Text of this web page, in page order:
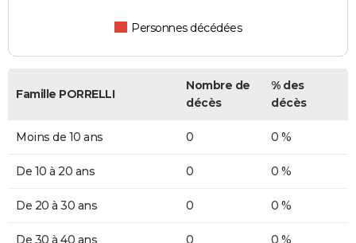
Personnes décédées
Famille PORRELLI
Nombre de
décès
% des
décès
Moins de 10 ans 0 0 %
De 10 à 20 ans 0 0 %
De 20 à 30 ans 0 0 %
De 30 à 40 ans 0 0 %